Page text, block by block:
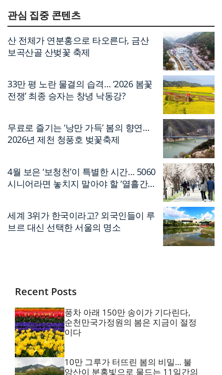
관심 집중 콘텐츠
산 전체가 연분홍으로 타오른다, 금산
보곡산골 산벚꽃 축제
33만 평 노란 물결의 습격… ‘2026 봄꽃
전쟁’ 최종 승자는 창녕 낙동강?
무료로 즐기는 ‘낭만 가득’ 봄의 향연…
2026년 제천 청풍호 벚꽃축제
4월 보은 ‘보청천’이 특별한 시간… 5060
시니어라면 놓치지 말아야 할 ‘열흘간의
세계 3위가 한국이라고? 외국인들이 루
브르 대신 선택한 서울의 명소
Recent Posts
풍차 아래 150만 송이가 기다린다,
순천만국가정원의 봄은 지금이 절정
이다
10만 그루가 터뜨린 봄의 비밀… 불
암산이 분홍빛으로 물드는 11일간의